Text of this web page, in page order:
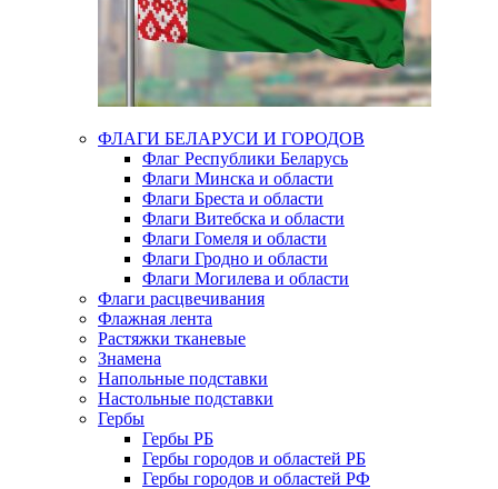
ФЛАГИ БЕЛАРУСИ И ГОРОДОВ
Флаг Республики Беларусь
Флаги Минска и области
Флаги Бреста и области
Флаги Витебска и области
Флаги Гомеля и области
Флаги Гродно и области
Флаги Могилева и области
Флаги расцвечивания
Флажная лента
Растяжки тканевые
Знамена
Напольные подставки
Настольные подставки
Гербы
Гербы РБ
Гербы городов и областей РБ
Гербы городов и областей РФ